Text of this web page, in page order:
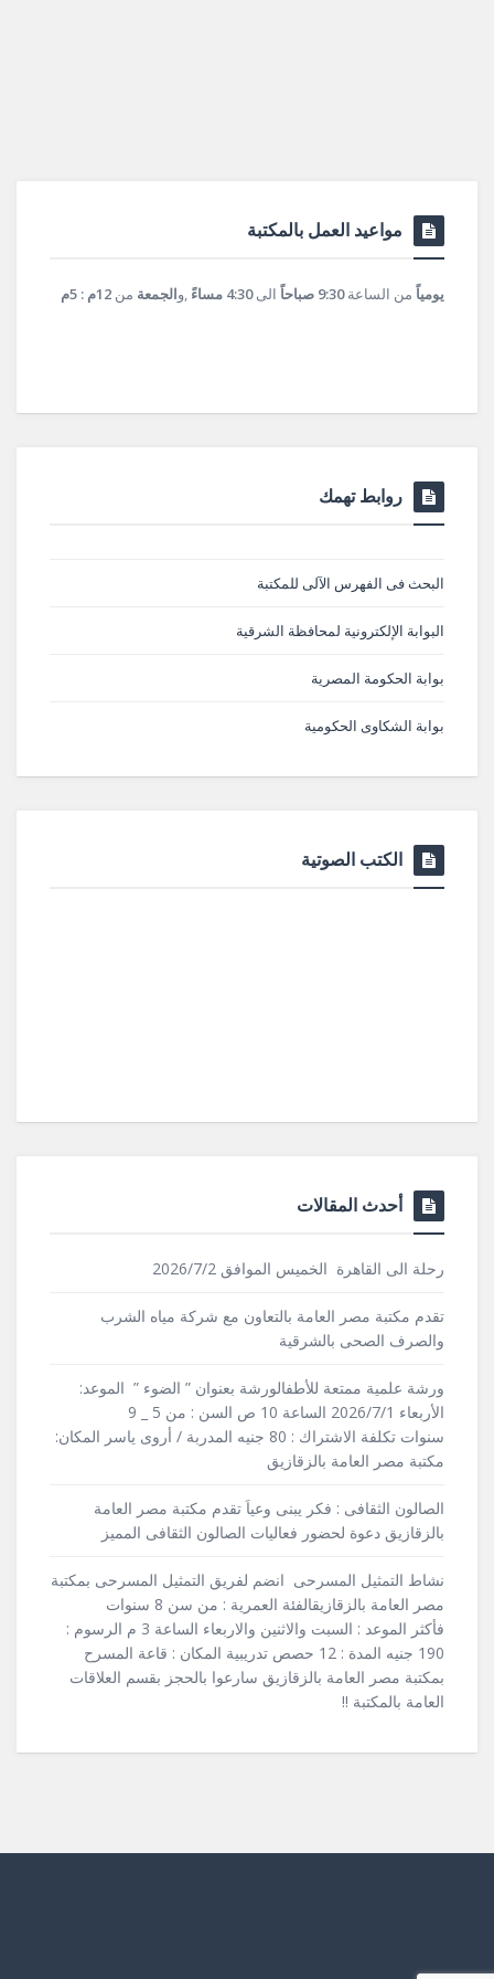
مواعيد العمل بالمكتبة
يومياً من الساعة9:30 صباحاً الى4:30 مساءً ,والجمعة من 12م : 5م
روابط تهمك
البحث فى الفهرس الآلى للمكتبة
البوابة الإلكترونية لمحافظة الشرقية
بوابة الحكومة المصرية
بوابة الشكاوى الحكومية
الكتب الصوتية
أحدث المقالات
رحلة الى القاهرة الخميس الموافق 2026/7/2
تقدم مكتبة مصر العامة بالتعاون مع شركة مياه الشرب
والصرف الصحى بالشرقية
ورشة علمية ممتعة للأطفالورشة بعنوان ” الضوء ” الموعد:
الأربعاء 2026/7/1 الساعة 10 ص السن : من 5 _ 9
سنوات تكلفة الاشتراك : 80 جنيه المدربة / أروى ياسر المكان:
مكتبة مصر العامة بالزقازيق
الصالون الثقافى : فكر يبنى وعياَ تقدم مكتبة مصر العامة
بالزقازيق دعوة لحضور فعاليات الصالون الثقافى المميز
نشاط التمثيل المسرحى انضم لفريق التمثيل المسرحى بمكتبة
مصر العامة بالزقازيقالفئة العمرية : من سن 8 سنوات
فأكثر الموعد : السبت والاثنين والاربعاء الساعة 3 م الرسوم :
190 جنيه المدة : 12 حصص تدريبية المكان : قاعة المسرح
بمكتبة مصر العامة بالزقازيق سارعوا بالحجز بقسم العلاقات
العامة بالمكتبة !!